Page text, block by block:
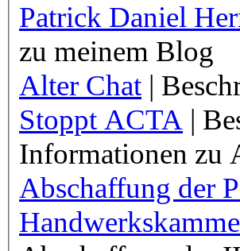
Patrick Daniel
zu meinem Blog
Alter Chat |
Stoppt ACTA |
Informationen zu
Abschaffung der